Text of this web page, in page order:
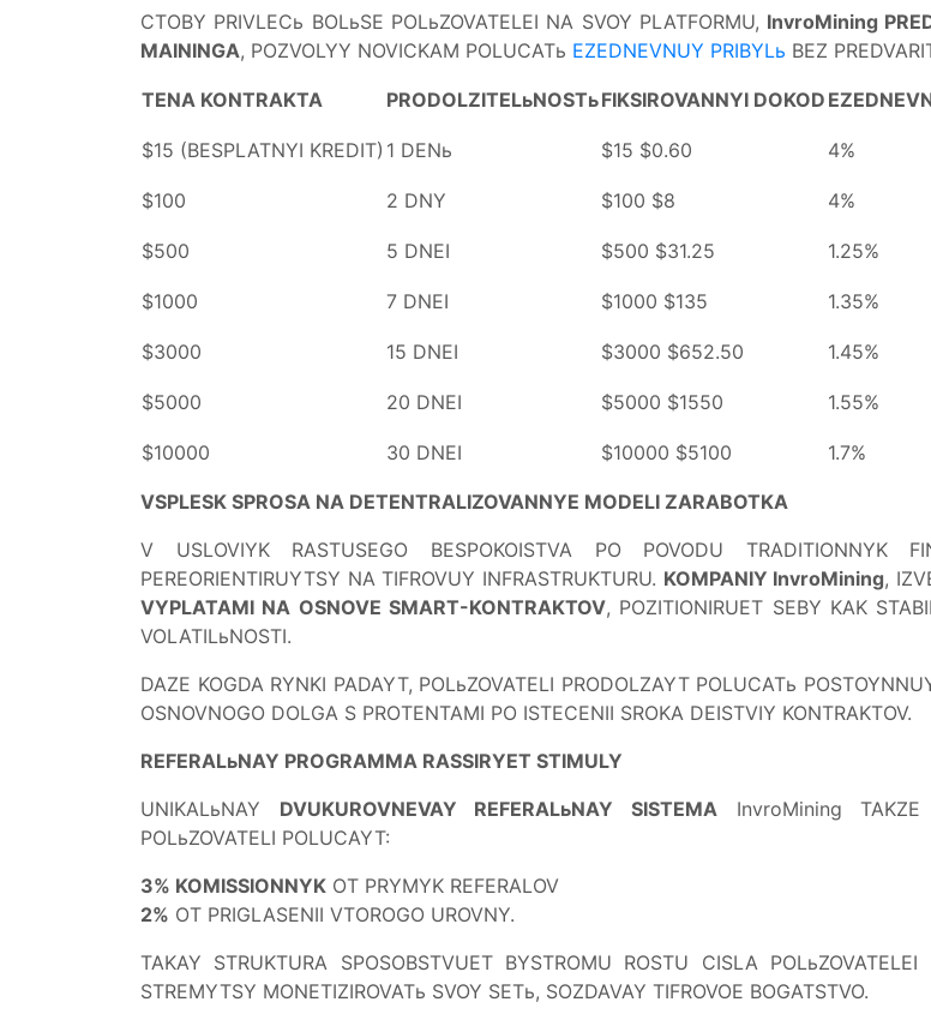
CTOBY PRIVLECь BOLьSE POLьZOVATELEI NA SVOY PLATFORMU, InvroMining
MAININGA, POZVOLYY NOVICKAM POLUCATь EZEDNEVNUY PRIBYLь BEZ
TENA KONTRAKTA PRODOLZITELьNOSTьFIKSIROVANNYI DOKOD
$15 (BESPLATNYI KREDIT) 1 DENь $15 $0.60 4%
$100 2 DNY $100 $8 4%
$500 5 DNEI $500 $31.25 1.25%
$1000 7 DNEI $1000 $135 1.35%
$3000 15 DNEI $3000 $652.50 1.45%
$5000 20 DNEI $5000 $1550 1.55%
$10000 30 DNEI $10000 $5100 1.7%
VSPLESK SPROSA NA DETENTRALIZOVANNYE MODELI ZARABOTKA
V USLOVIYK RASTUSEGO BESPOKOISTVA PO POVODU TRADITIONNYK
PEREORIENTIRUYTSY NA TIFROVUY INFRASTRUKTURU. KOMPANIY InvroMining,
VYPLATAMI NA OSNOVE SMART-KONTRAKTOV, POZITIONIRUET SEBY KAK
VOLATILьNOSTI.
DAZE KOGDA RYNKI PADAYT, POLьZOVATELI PRODOLZAYT POLUCATь
OSNOVNOGO DOLGA S PROTENTAMI PO ISTECENII SROKA DEISTVIY KONTRAKTOV.
REFERALьNAY PROGRAMMA RASSIRYET STIMULY
UNIKALьNAY DVUKUROVNEVAY REFERALьNAY SISTEMAInvroMining TAKZE
POLьZOVATELI POLUCAYT:
3% KOMISSIONNYK OT PRYMYK REFERALOV
2% OT PRIGLASENII VTOROGO UROVNY.
TAKAY STRUKTURA SPOSOBSTVUET BYSTROMU ROSTU CISLA
STREMYTSY MONETIZIROVATь SVOY SETь, SOZDAVAY TIFROVOE BOGATSTVO.